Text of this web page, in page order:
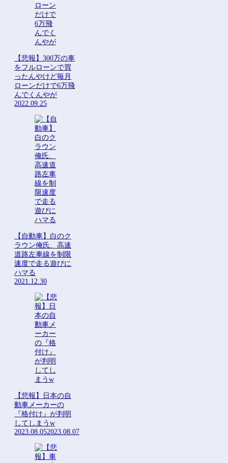
【悲報】300万の車
をフルローンで買
ったんやけど毎月
ローンだけで6万飛
んでくんやが
2022.09.25
【自動車】白のク
ラウン俺氏、高速
道路左車線を制限
速度で走る遊びに
ハマる
2021.12.30
【悲報】日本の自
動車メーカーの
『格付け』が判明
してしまうw
2023.08.052023.08.07